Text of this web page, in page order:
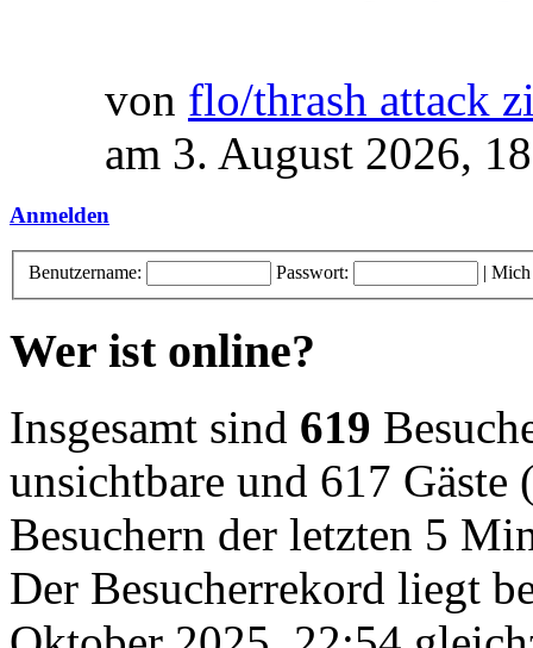
von flo/thrash attack
am 3. August 2026,
Anmelden
Benutzername: Passwort: | Mich
Wer ist online?
Insgesamt sind 619
unsichtbare und 617 Gäste
Besuchern der letzten 5
Der Besucherrekord liegt